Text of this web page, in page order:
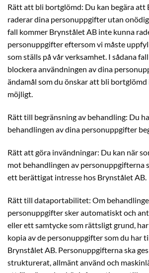
Rätt att bli bortglömd: Du kan begära att
raderar dina personuppgifter utan
fall kommer Brynstålet AB inte kunna
personuppgifter eftersom vi måste
som ställs på vår verksamhet. I sådana
blockera användningen av dina
ändamål som du önskar att bli bortglömd
möjligt.
Rätt till begränsning av behandling: Du
behandlingen av dina personuppgifter
Rätt att göra invändningar: Du kan när
mot behandlingen av personuppgifterna
ett berättigat intresse hos Brynstålet AB.
Rätt till dataportabilitet: Om
personuppgifter sker automatiskt och
eller ett samtycke som rättsligt grund,
kopia av de personuppgifter som du har
Brynstålet AB. Personuppgifterna ska
strukturerat, allmänt använd och